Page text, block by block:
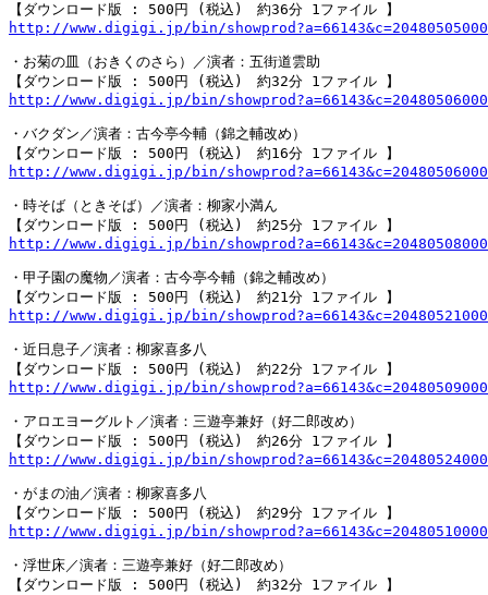
http://www.digigi.jp/bin/
・お菊の皿（おきくのさら）／演者：五街道雲助
http://www.digigi.jp/bin/
・バクダン／演者：古今亭今輔（錦之輔改め）
http://www.digigi.jp/bin/
・時そば（ときそば）／演者：柳家小満ん
http://www.digigi.jp/bin/
・甲子園の魔物／演者：古今亭今輔（錦之輔改め）
http://www.digigi.jp/bin/
・近日息子／演者：柳家喜多八
http://www.digigi.jp/bin/
・アロエヨーグルト／演者：三遊亭兼好（好二郎改め）
http://www.digigi.jp/bin/
・がまの油／演者：柳家喜多八
http://www.digigi.jp/bin/
・浮世床／演者：三遊亭兼好（好二郎改め）